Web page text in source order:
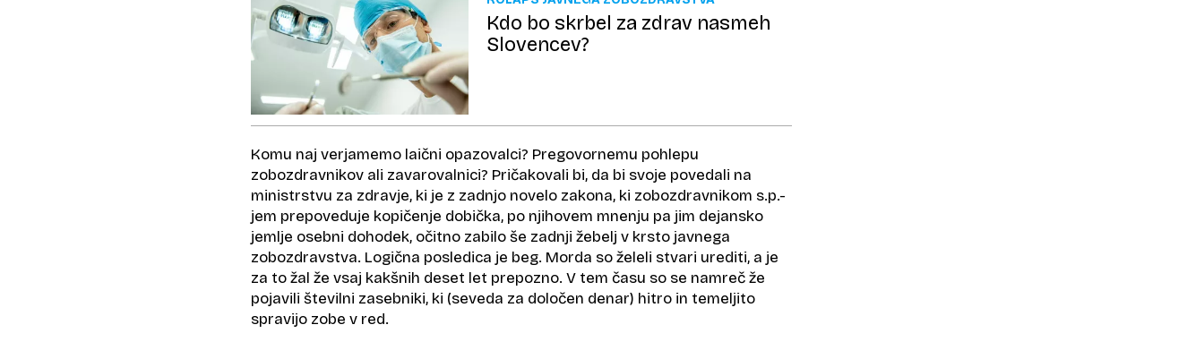
Kdo bo skrbel za zdrav nasmeh
Slovencev?
Komu naj verjamemo laični opazovalci? Pregovornemu pohlepu
zobozdravnikov ali zavarovalnici? Pričakovali bi, da bi svoje povedali na
ministrstvu za zdravje, ki je z zadnjo novelo zakona, ki zobozdravnikom s.p.-
jem prepoveduje kopičenje dobička, po njihovem mnenju pa jim dejansko
jemlje osebni dohodek, očitno zabilo še zadnji žebelj v krsto javnega
zobozdravstva. Logična posledica je beg. Morda so želeli stvari urediti, a je
za to žal že vsaj kakšnih deset let prepozno. V tem času so se namreč že
pojavili številni zasebniki, ki (seveda za določen denar) hitro in temeljito
spravijo zobe v red.